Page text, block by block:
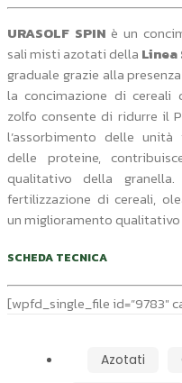
URASOLF SPIN è un
sali misti azotati della Linea
graduale grazie alla
la concimazione di cereali
zolfo consente di ridurre il
l’assorbimento delle
delle proteine,
qualitativo della
fertilizzazione di cereali,
un miglioramento
SCHEDA TECNICA
[wpfd_single_file id=”9783″
Azotati